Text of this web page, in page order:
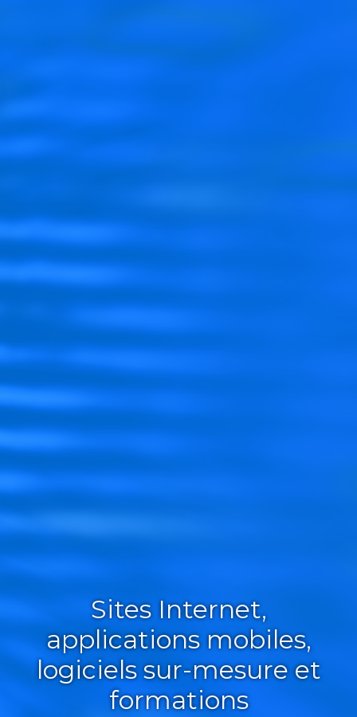
Sites Internet,
applications mobiles,
logiciels sur-mesure et
formations